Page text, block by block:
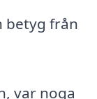
betyg från
var noga